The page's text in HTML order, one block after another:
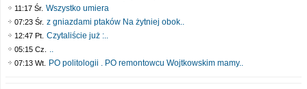
11:17 Śr. Wszystko umiera
07:23 Śr. z gniazdami ptaków Na żytniej obok..
12:47 Pt. Czytaliście już :..
05:15 Cz. ..
07:13 Wt. PO politologii . PO remontowcu Wojtkowskim mamy..